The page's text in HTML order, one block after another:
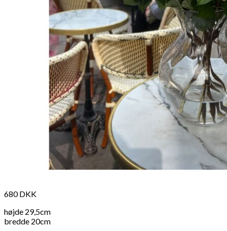
680DKK
højde 29,5cm
bredde 20cm